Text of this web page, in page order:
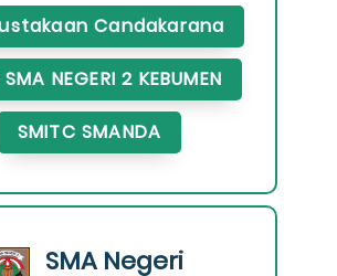
Candakarana
NEGERI 2 KEBUMEN
SMITC SMANDA
SMA Negeri